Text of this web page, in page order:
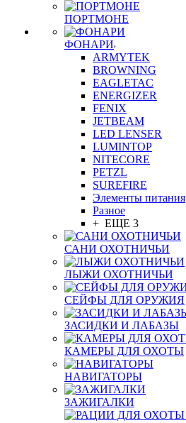
ПОРТМОНЕ
ФОНАРИ
ARMYTEK
BROWNING
EAGLETAC
ENERGIZER
FENIX
JETBEAM
LED LENSER
LUMINTOP
NITECORE
PETZL
SUREFIRE
Элементы питания
Разное
+ ЕЩЕ 3
САНИ ОХОТНИЧЬИ
ЛЫЖИ ОХОТНИЧЬИ
СЕЙФЫ ДЛЯ ОРУЖИЯ
ЗАСИДКИ И ЛАБАЗЫ
КАМЕРЫ ДЛЯ ОХОТЫ
НАВИГАТОРЫ
ЗАЖИГАЛКИ